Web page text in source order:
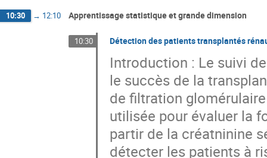
10:30 → 12:10 Apprentissage statistique et grande dimension
10:30 Détection des patients transplantés
Introduction : Le suivi
le succès de la
de filtration
utilisée pour évaluer la
partir de la créatninine
détecter les patients à